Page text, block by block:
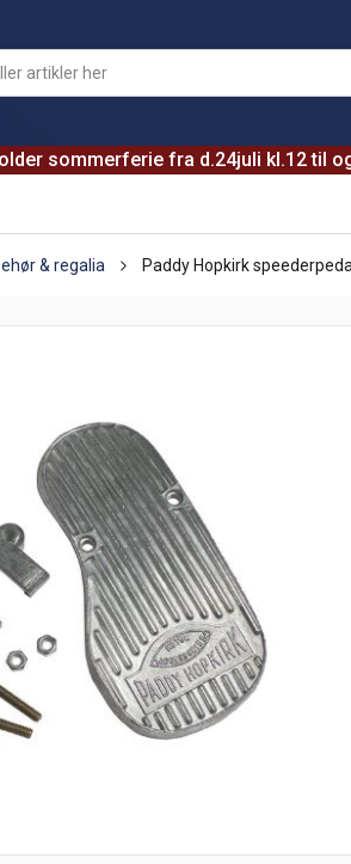
sommerferie fra d.24juli kl.12 til
& regalia Paddy Hopkirk